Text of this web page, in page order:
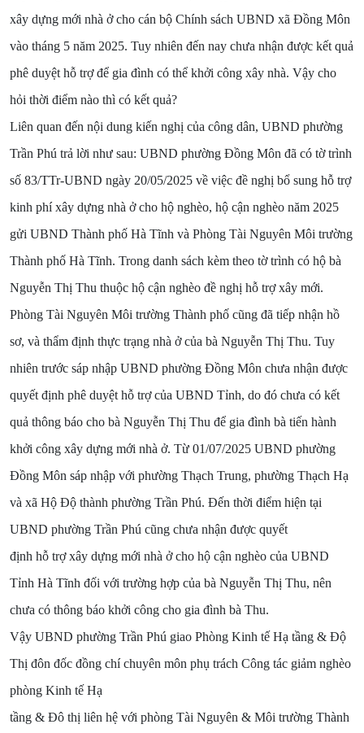
xây dựng mới nhà ở cho cán bộ Chính sách UBND xã Đồng Môn
vào tháng 5 năm 2025. Tuy nhiên đến nay chưa nhận được kết quả
phê duyệt hỗ trợ để gia đình có thể khởi công xây nhà. Vậy cho
hỏi thời điểm nào thì có kết quả?
Liên quan đến nội dung kiến nghị của công dân, UBND phường
Trần Phú trả lời như sau: UBND phường Đồng Môn đã có tờ trình
số 83/TTr-UBND ngày 20/05/2025 về việc đề nghị bổ sung hỗ trợ
kinh phí xây dựng nhà ở cho hộ nghèo, hộ cận nghèo năm 2025
gửi UBND Thành phố Hà Tĩnh và Phòng Tài Nguyên Môi trường
Thành phố Hà Tĩnh. Trong danh sách kèm theo tờ trình có hộ bà
Nguyễn Thị Thu thuộc hộ cận nghèo đề nghị hỗ trợ xây mới.
Phòng Tài Nguyên Môi trường Thành phố cũng đã tiếp nhận hồ
sơ, và thẩm định thực trạng nhà ở của bà Nguyễn Thị Thu. Tuy
nhiên trước sáp nhập UBND phường Đồng Môn chưa nhận được
quyết định phê duyệt hỗ trợ của UBND Tỉnh, do đó chưa có kết
quả thông báo cho bà Nguyễn Thị Thu để gia đình bà tiến hành
khởi công xây dựng mới nhà ở. Từ 01/07/2025 UBND phường
Đồng Môn sáp nhập với phường Thạch Trung, phường Thạch Hạ
và xã Hộ Độ thành phường Trần Phú. Đến thời điểm hiện tại
UBND phường Trần Phú cũng chưa nhận được quyết
định hỗ trợ xây dựng mới nhà ở cho hộ cận nghèo của UBND
Tỉnh Hà Tĩnh đối với trường hợp của bà Nguyễn Thị Thu, nên
chưa có thông báo khởi công cho gia đình bà Thu.
Vậy UBND phường Trần Phú giao Phòng Kinh tế Hạ tầng & Độ
Thị đôn đốc đồng chí chuyên môn phụ trách Công tác giảm nghèo
phòng Kinh tế Hạ
tầng & Đô thị liên hệ với phòng Tài Nguyên & Môi trường Thành